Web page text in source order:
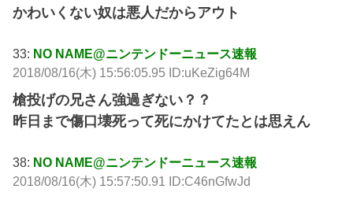
かわいくない奴は悪人だからアウト
33: NO NAME@ニンテンドーニュース速報
2018/08/16(木) 15:56:05.95 ID:uKeZig64M
槍投げの兄さん強過ぎない？？
昨日まで傷口壊死って死にかけてたとは思えん
38: NO NAME@ニンテンドーニュース速報
2018/08/16(木) 15:57:50.91 ID:C46nGfwJd